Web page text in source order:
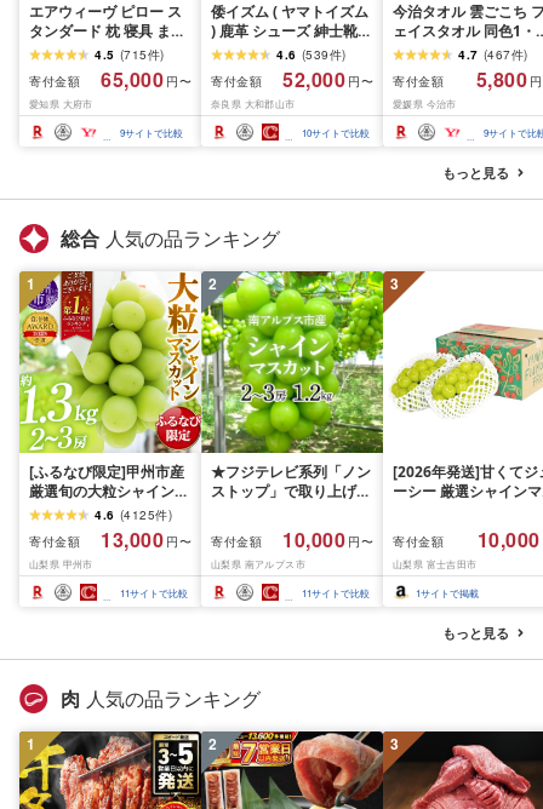
エアウィーヴ ピロー ス
タンダード 枕 寝具 まく
ら マクラ 睡眠 快眠 | 高
反発 枕 まくら 洗える 洗
える枕 洗えるまくら ウ
ォッシャブル枕 高さ調
整 枕 快眠まくら 高反発
枕 高反発まくら ストレ
4.5 (715件)
寄付金額
65,000 円〜
愛知県 大府市
9サイトで比較
倭イズム ( ヤマトイズム
) 鹿革 シューズ 紳士靴
YA3300 ( ブラック ) ファ
ッション 靴 シューズ 革
製品 革靴 お洒落 レザー
シューズ やわらかい 快
適 履き心地 3E
4.6 (539件)
寄付金額
52,000 円〜
奈良県 大和郡山市
10サイトで比較
今治タオル 雲ごこち
ェイスタオル 同色1・
2・4・12・25枚 [オフ
ワイト/グレー/コン]
[IA05010]今治フェイ
タオル ふんわり やわ
かい 国産 高級 ふんわ
タオル フェースタオル
フェイスタオルセット
綿 選べるカラー 丸山
オル
4.7 (467件)
寄付金額
5,800
愛媛県 今治市
9サイトで比
もっと見る
総合 人気の品ランキング
1
[ふるなび限定]甲州市産
厳選旬の大粒シャインマ
スカット 約1.3kg 2〜3
房[2026年発送]
(MG)B12-472 FN-
Limited-VO シャインマ
スカット フルーツ
4.6 (4125件)
寄付金額
13,000 円〜
山梨県 甲州市
11サイトで比較
2
★フジテレビ系列「ノン
ストップ」で取り上げら
先行予約]南アルプス市
産シャインマスカット
1.2kg以上(2〜3房)ふる
さと納税 おすすめ 山梨
県 南アルプス市 送料無
寄付金額 10,000 円〜
山梨県 南アルプス市
11サイトで比較
3
[2026年発送]甘くてジ
ーシー 厳選シャインマ
月前半(1〜15日)から
月下旬までの発送) フ
ーツ ぶどう 果物 山梨
産 2026 旬 大粒 高級
寄付金額 10,000
山梨県 富士吉田市
1サイトで掲載
もっと見る
肉 人気の品ランキング
1 2 3